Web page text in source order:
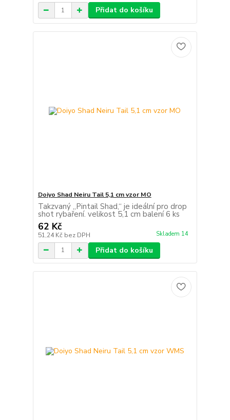
Přidat do košíku
Doiyo Shad Neiru Tail 5,1 cm vzor MO
Takzvaný „Pintail Shad,“ je ideální pro drop
shot rybaření. velikost 5,1 cm balení 6 ks
62 Kč
51,24 Kč bez DPH Skladem 14
Přidat do košíku